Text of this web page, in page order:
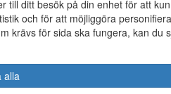
Essential chic court sneaker i
löstagbar.
till ditt besök på din enhet för att
och för att möjliggöra
krävs för sida ska fungera, kan du
alla